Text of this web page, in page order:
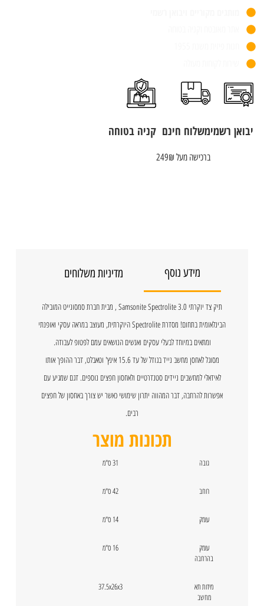
יבואן רשמימשלוח חינם
ברכישה מעל 249₪
קניה בטוחה
מידע נוסף מדיניות משלוחים
תיק צד יוקרתי Samsonite Spectrolite 3.0 , מבית חברת סמסונייט המובילה
הבינלאומית בתחום! מסדרת Spectrolite היוקרתית, מעוצב במראה עסקי ואופנתי
ומתאים במיוחד לבעלי עסקים ואנשים הנושאים עמם לפטופ לעבודה.
מסוגל לאחסן מחשב נייד בגודל של עד 15.6 אינץ' וטאבלט, דבר ההופך אותו
לאידאלי למחשבים ניידים סטנדרטיים ולאחסון חפצים נוספים. דגם שמגיע עם
אפשרות להרחבה, דבר המהווה יתרון שימושי כאשר יש צורך באחסון של חפצים
רבים.
תכונות מוצר
גובה 31 ס"מ
רוחב 42 ס"מ
עומק 14 ס"מ
עומק
בהרחבה
16 ס"מ
מידות תא
מחשב
37.5x26x3